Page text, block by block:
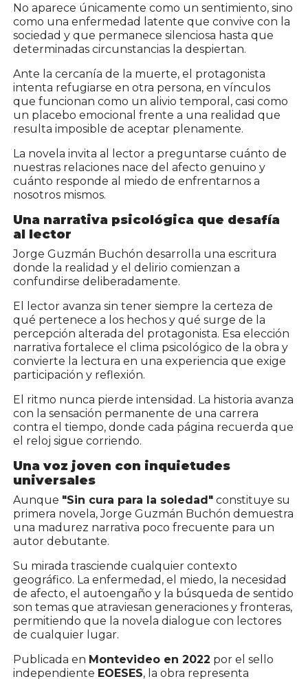
No aparece únicamente como un sentimiento, sino
como una enfermedad latente que convive con la
sociedad y que permanece silenciosa hasta que
determinadas circunstancias la despiertan.
Ante la cercanía de la muerte, el protagonista
intenta refugiarse en otra persona, en vínculos
que funcionan como un alivio temporal, casi como
un placebo emocional frente a una realidad que
resulta imposible de aceptar plenamente.
La novela invita al lector a preguntarse cuánto de
nuestras relaciones nace del afecto genuino y
cuánto responde al miedo de enfrentarnos a
nosotros mismos.
Una narrativa psicológica que desafía
al lector
Jorge Guzmán Buchón desarrolla una escritura
donde la realidad y el delirio comienzan a
confundirse deliberadamente.
El lector avanza sin tener siempre la certeza de
qué pertenece a los hechos y qué surge de la
percepción alterada del protagonista. Esa elección
narrativa fortalece el clima psicológico de la obra y
convierte la lectura en una experiencia que exige
participación y reflexión.
El ritmo nunca pierde intensidad. La historia avanza
con la sensación permanente de una carrera
contra el tiempo, donde cada página recuerda que
el reloj sigue corriendo.
Una voz joven con inquietudes
universales
Aunque "Sin cura para la soledad" constituye su
primera novela, Jorge Guzmán Buchón demuestra
una madurez narrativa poco frecuente para un
autor debutante.
Su mirada trasciende cualquier contexto
geográfico. La enfermedad, el miedo, la necesidad
de afecto, el autoengaño y la búsqueda de sentido
son temas que atraviesan generaciones y fronteras,
permitiendo que la novela dialogue con lectores
de cualquier lugar.
Publicada en Montevideo en 2022 por el sello
independiente EOESES, la obra representa